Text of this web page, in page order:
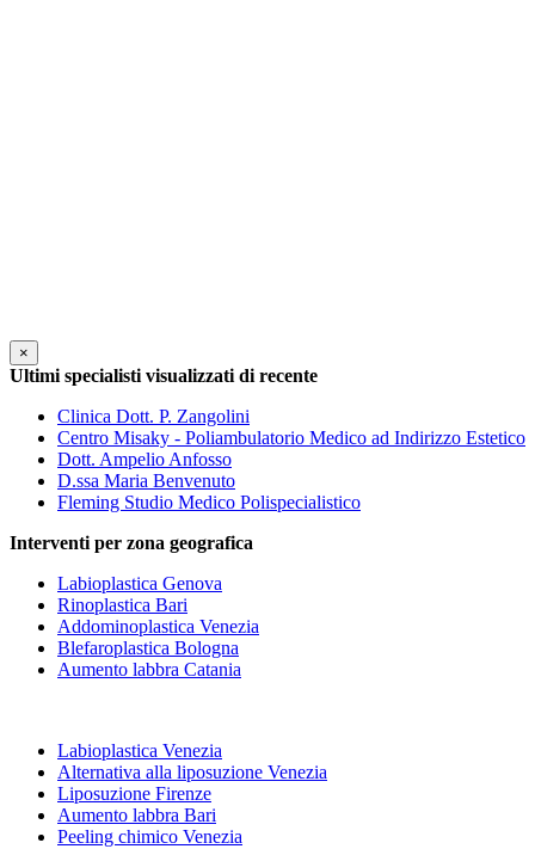
×
Ultimi specialisti visualizzati di recente
Clinica Dott. P. Zangolini
Centro Misaky - Poliambulatorio Medico ad Indirizzo Estetico
Dott. Ampelio Anfosso
D.ssa Maria Benvenuto
Fleming Studio Medico Polispecialistico
Interventi per zona geografica
Labioplastica Genova
Rinoplastica Bari
Addominoplastica Venezia
Blefaroplastica Bologna
Aumento labbra Catania
Labioplastica Venezia
Alternativa alla liposuzione Venezia
Liposuzione Firenze
Aumento labbra Bari
Peeling chimico Venezia